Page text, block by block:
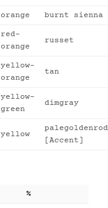
orange burnt sienna
red-
orange
russet
yellow-
orange
tan
yellow-
green
dimgray
yellow
palegoldenrod
[Accent]
%